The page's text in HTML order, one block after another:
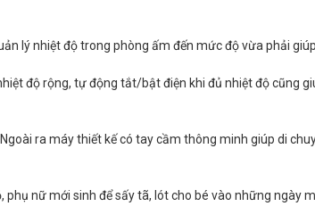
lý nhiệt độ trong phòng ấm đến mức độ vừa phải
độ rộng, tự động tắt/bật điện khi đủ nhiệt độ cũng
ra máy thiết kế có tay cầm thông minh giúp di
nữ mới sinh để sấy tã, lót cho bé vào những ngày